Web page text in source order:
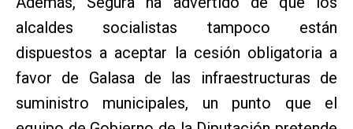
alcaldes socialistas tampoco están
dispuestos a aceptar la cesión obligatoria a
favor de Galasa de las infraestructuras de
suministro municipales, un punto que el